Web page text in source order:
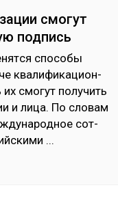
смогут
подпись
спо­собы
ква­лифи­кацион­
смо­гут по­лучить
и ли­ца. По сло­вам
сот­
...